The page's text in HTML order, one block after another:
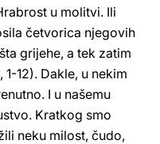
u molitvi. Ili
četvorica njegovih
grijehe, a tek zatim
1-12). Dakle, u nekim
I u našemu
Kratkog smo
neku milost, čudo,